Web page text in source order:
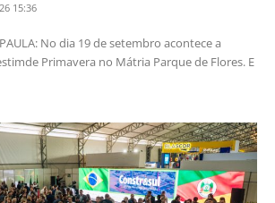
15:36
PAULA: No dia 19 de setembro acontece a
Primavera no Mátria Parque de Flores. E